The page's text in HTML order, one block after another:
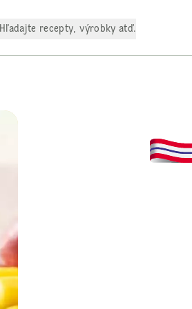
Hľadajte recepty, výrobky atď.